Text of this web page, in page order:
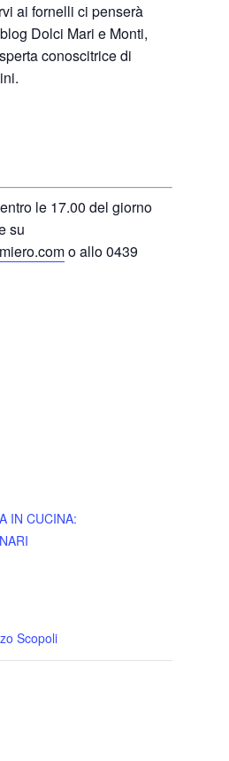
ai fornelli ci penserà
Dolci Mari e Monti,
conoscitrice di
le 17.00 del giorno
su
o allo 0439
IN CUCINA:
Scopoli